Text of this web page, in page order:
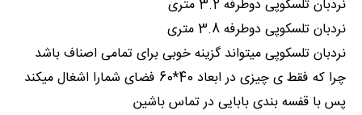
نردبان تلسکوپی دوطرفه 3.2 متری
نردبان تلسکوپی دوطرفه 3.8 متری
نردبان تلسکوپی میتواند گزینه خوبی برای تمامی اصناف باشد
چرا که فقط ی چیزی در ابعاد 40*60 فضای شمارا اشغال میکند
پس با قفسه بندی بابایی در تماس باشین